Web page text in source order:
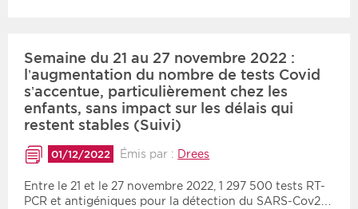
Semaine du 21 au 27 novembre 2022 :
l’augmentation du nombre de tests Covid
s’accentue, particulièrement chez les
enfants, sans impact sur les délais qui
restent stables (Suivi)
01/12/2022 Émis par : Drees
Entre le 21 et le 27 novembre 2022, 1 297 500 tests RT-
PCR et antigéniques pour la détection du SARS-Cov2…